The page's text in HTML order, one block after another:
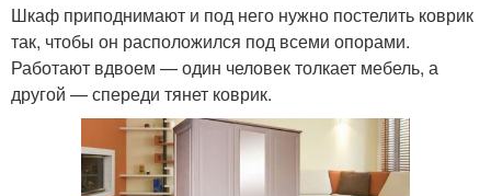
Шкаф приподнимают и под него нужно постелить коврик
так, чтобы он расположился под всеми опорами.
Работают вдвоем — один человек толкает мебель, а
другой — спереди тянет коврик.